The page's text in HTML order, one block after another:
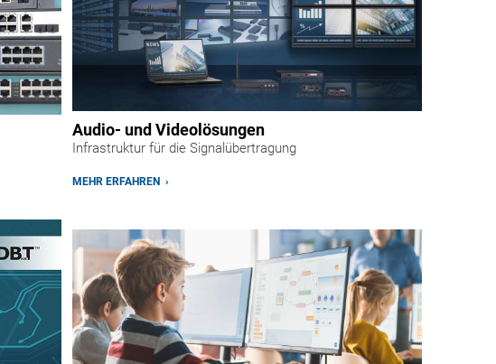
Audio- und Videolösungen
Infrastruktur für die Signalübertragung
MEHR ERFAHREN ›